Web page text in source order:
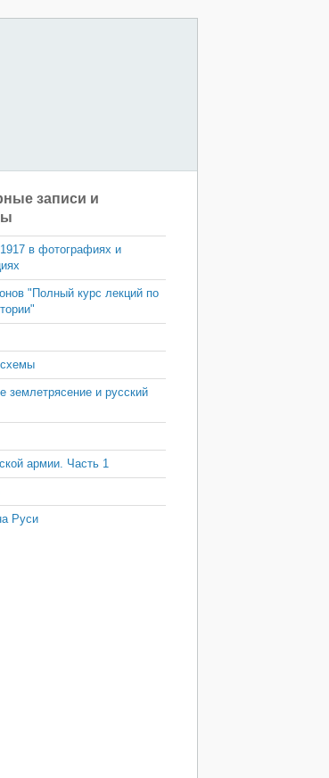
записи и
в фотографиях и
"Полный курс лекций по
землетрясение и русский
армии. Часть 1
Руси